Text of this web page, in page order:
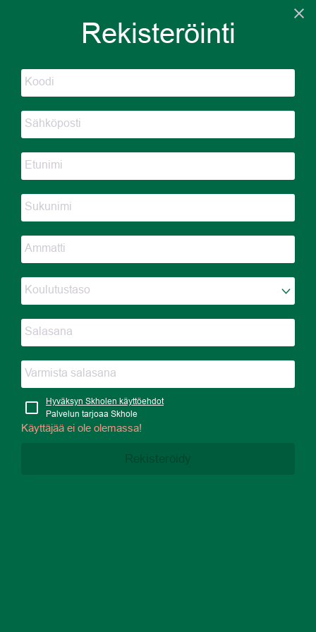
Kirjaudu
Rekisteröidy
Hakuehdot ja järjestys
Näytettäviä tietoja ei vielä ole
Rekisteröinti
Koulutustaso
Hyväksyn Skholen käyttöehdot
Palvelun tarjoaa Skhole
Käyttäjää ei ole olemassa!
Rekisteröidy